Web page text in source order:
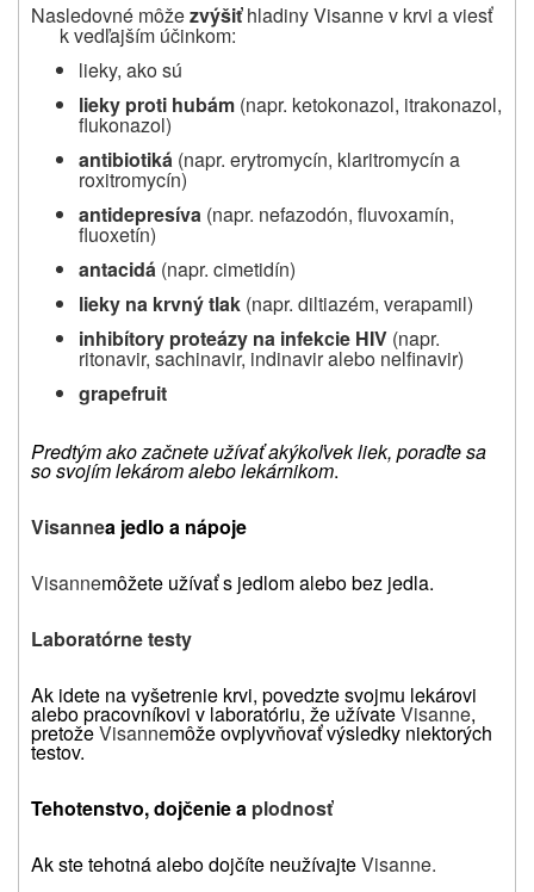
Nasledovné môžezvýšiť hladiny Visanne v krvi a viesť
k vedľajším účinkom:
lieky, ako sú
lieky proti hubám (napr. ketokonazol, itrakonazol,
flukonazol)
antibiotiká (napr. erytromycín, klaritromycín a
roxitromycín)
antidepresíva (napr. nefazodón, fluvoxamín,
fluoxetín)
antacidá (napr. cimetidín)
lieky na krvný tlak (napr. diltiazém, verapamil)
inhibítory proteázy na infekcie HIV (napr.
ritonavir, sachinavir, indinavir alebo nelfinavir)
grapefruit
Predtým ako začnete užívať akýkoľvek liek, poraďte sa
so svojím lekárom alebo lekárnikom.
Visannea jedlo a nápoje
Visannemôžete užívať s jedlom alebo bez jedla.
Laboratórne testy
Ak idete na vyšetrenie krvi, povedzte svojmu lekárovi
alebo pracovníkovi v laboratóriu, že užívateVisanne,
pretožeVisannemôže ovplyvňovať výsledky niektorých
testov.
Tehotenstvo, dojčenie a plodnosť
Ak ste tehotná alebo dojčíte neužívajteVisanne.